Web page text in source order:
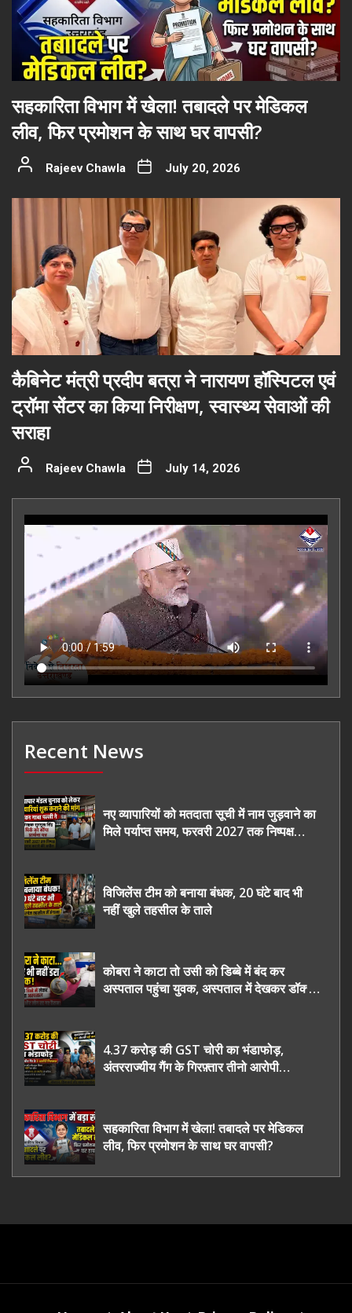
सहकारिता विभाग में खेला! तबादले पर मेडिकल
लीव, फिर प्रमोशन के साथ घर वापसी?
Rajeev Chawla July 20, 2026
कैबिनेट मंत्री प्रदीप बत्रा ने नारायण हॉस्पिटल एवं
ट्रॉमा सेंटर का किया निरीक्षण, स्वास्थ्य सेवाओं की
सराहा
Rajeev Chawla July 14, 2026
Recent News
नए व्यापारियों को मतदाता सूची में नाम जुड़वाने का
मिले पर्याप्त समय, फरवरी 2027 तक निष्पक्ष
विजिलेंस टीम को बनाया बंधक, 20 घंटे बाद भी
नहीं खुले तहसील के ताले
कोबरा ने काटा तो उसी को डिब्बे में बंद कर
अस्पताल पहुंचा युवक, अस्पताल में देखकर डॉक्टर
4.37 करोड़ की GST चोरी का भंडाफोड़,
अंतरराज्यीय गैंग के गिरफ़्तार तीनो आरोपी
सहकारिता विभाग में खेला! तबादले पर मेडिकल
लीव, फिर प्रमोशन के साथ घर वापसी?